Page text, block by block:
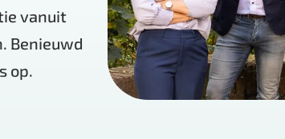
vanuit
Benieuwd
op.